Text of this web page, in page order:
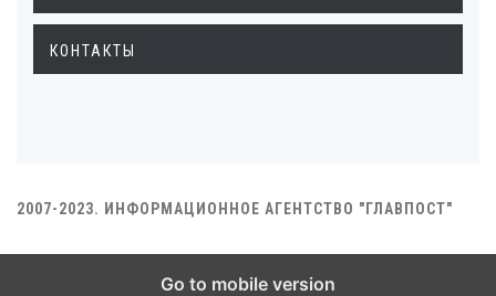
КОНТАКТЫ
2007-2023. ИНФОРМАЦИОННОЕ АГЕНТСТВО "ГЛАВПОСТ"
Go to mobile version